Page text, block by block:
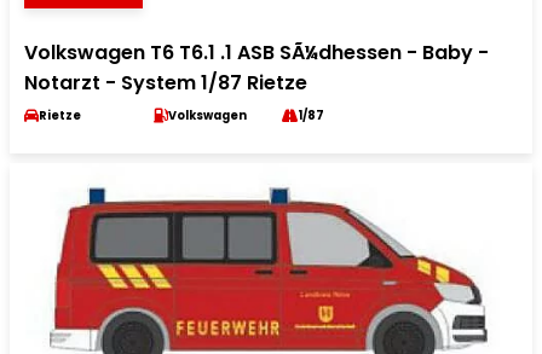
Volkswagen T6 T6.1 .1 ASB SÃ¼dhessen - Baby -
Notarzt - System 1/87 Rietze
Rietze Volkswagen 1/87